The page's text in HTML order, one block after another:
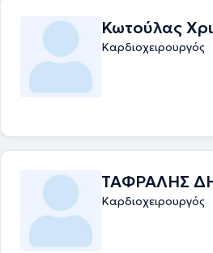
Κωτούλας
Καρδιοχειρουργός
ΤΑΦΡΑΛΗΣ
Καρδιοχειρουργός